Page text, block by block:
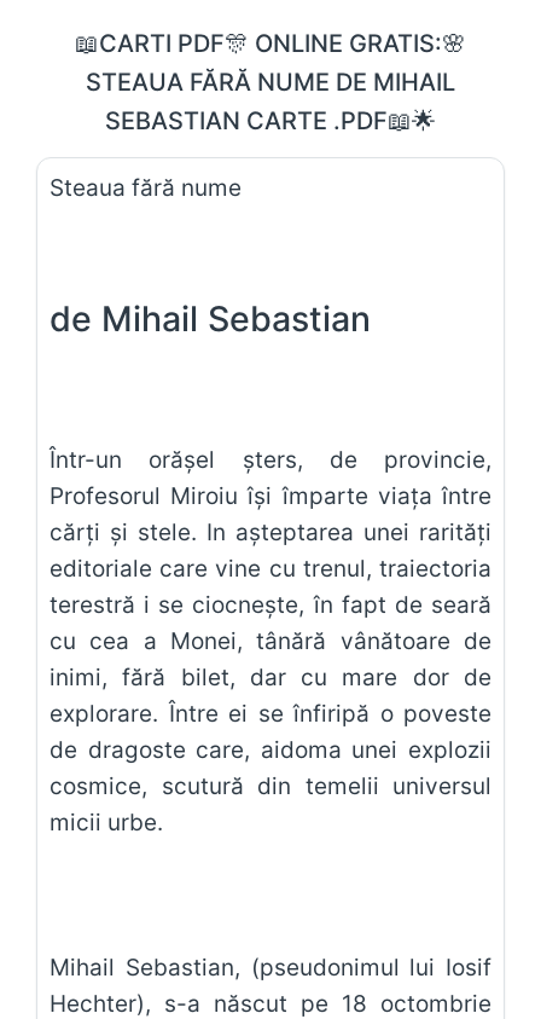
📖CARTI PDF🎊 ONLINE GRATIS:🌸
STEAUA FĂRĂ NUME DE MIHAIL
SEBASTIAN CARTE .PDF📖🌟
Steaua fără nume
de Mihail Sebastian
Într-un orășel șters, de provincie,
Profesorul Miroiu își împarte viața între
cărți și stele. In așteptarea unei rarități
editoriale care vine cu trenul, traiectoria
terestră i se ciocnește, în fapt de seară
cu cea a Monei, tânără vânătoare de
inimi, fără bilet, dar cu mare dor de
explorare. Între ei se înfiripă o poveste
de dragoste care, aidoma unei explozii
cosmice, scutură din temelii universul
micii urbe.
Mihail Sebastian, (pseudonimul lui Iosif
Hechter), s-a născut pe 18 octombrie